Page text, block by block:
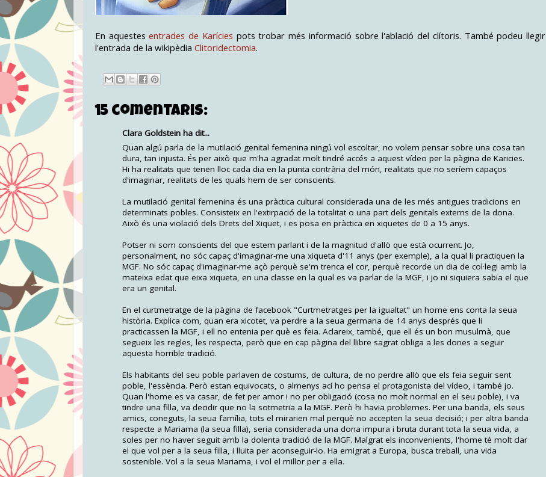
En aquestesentrades de Karícies pots trobar més informació sobre l'ablació del clítoris. També podeu llegir
l'entrada de la wikipèdia Clitoridectomia.
15 comentaris:
Clara Goldstein ha dit...
Quan algú parla de la mutilació genital femenina ningú vol escoltar, no volem pensar sobre una cosa tan
dura, tan injusta. És per això que m'ha agradat molt tindré accés a aquest vídeo per la pàgina de Karicies.
Hi ha realitats que tenen lloc cada dia en la punta contrària del món, realitats que no seríem capaços
d'imaginar, realitats de les quals hem de ser conscients.
La mutilació genital femenina és una pràctica cultural considerada una de les més antigues tradicions en
determinats pobles. Consisteix en l'extirpació de la totalitat o una part dels genitals externs de la dona.
Això és una violació dels Drets del Xiquet, i es posa en pràctica en xiquetes de 0 a 15 anys.
Potser ni som conscients del que estem parlant i de la magnitud d'allò que està ocurrent. Jo,
personalment, no sóc capaç d'imaginar-me una xiqueta d'11 anys (per exemple), a la qual li practiquen la
MGF. No sóc capaç d'imaginar-me açò perquè se'm trenca el cor, perquè recorde un dia de col·legi amb la
mateixa edat que eixa xiqueta, en una classe en la qual es va parlar de la MGF, i jo ni siquiera sabia el que
era un genital.
En el curtmetratge de la pàgina de facebook "Curtmetratges per la igualtat" un home ens conta la seua
història. Explica com, quan era xicotet, va perdre a la seua germana de 14 anys després que li
practicassen la MGF, i ell no entenia per què es feia. Aclareix, també, que ell és un bon musulmà, que
segueix les regles, les respecta, però que en cap pàgina del llibre sagrat obliga a les dones a seguir
aquesta horrible tradició.
Els habitants del seu poble parlaven de costums, de cultura, de no perdre allò que els feia seguir sent
poble, l'essència. Però estan equivocats, o almenys ací ho pensa el protagonista del vídeo, i també jo.
Quan l'home es va casar, de fet per amor i no per obligació (cosa no molt normal en el seu poble), i va
tindre una filla, va decidir que no la sotmetria a la MGF. Però hi havia problemes. Per una banda, els seus
amics, coneguts, la seua família, tots el mirarien mal perquè no accepten la seua decisió; i per altra banda
respecte a Mariama (la seua filla), seria considerada una dona impura i bruta durant tota la seua vida, a
soles per no haver seguit amb la dolenta tradició de la MGF. Malgrat els inconvenients, l'home té molt clar
el que vol per a la seua filla, i lluita per aconseguir-lo. Ha emigrat a Europa, busca treball, una vida
sostenible. Vol a la seua Mariama, i vol el millor per a ella.